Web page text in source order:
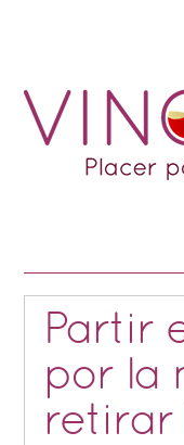
Partir
por la
retirar